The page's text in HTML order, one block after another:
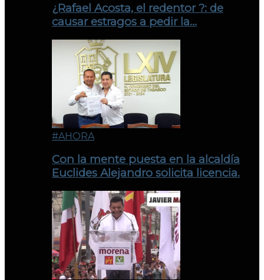
¿Rafael Acosta, el redentor ?: de
causar estragos a pedir la…
#AHORA
Con la mente puesta en la alcaldía
Euclides Alejandro solicita licencia.